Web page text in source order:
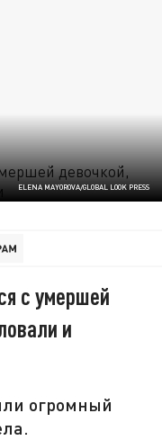
ELENA MAYOROVA/GLOBAL LOOK PRESS
с умершей
и
огромный